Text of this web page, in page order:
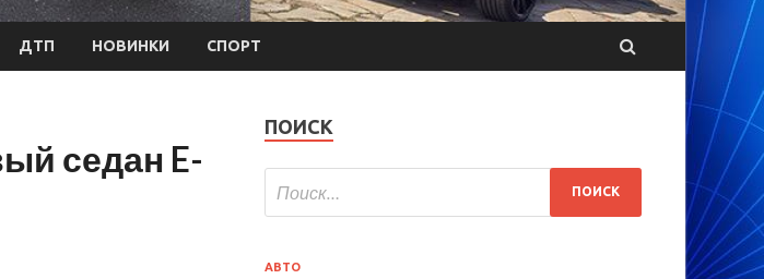
ДТП НОВИНКИ СПОРТ
седан E-
ПОИСК
АВТО